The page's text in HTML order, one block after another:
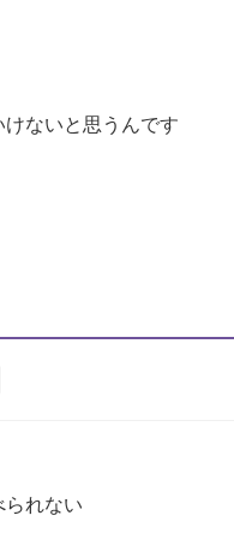
ないと思うんです
れない